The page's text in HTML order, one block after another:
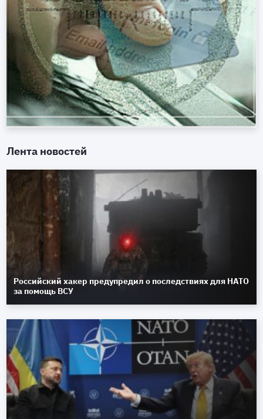
Лента новостей
Российский хакер предупредил о последствиях для НАТО
за помощь ВСУ